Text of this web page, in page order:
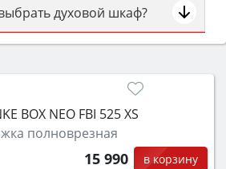
духовой шкаф?
с типом (газовый или
на объём 50–70 л для семьи,
гриль, самоочистка,
BOX NEO FBI 525 XS
полноврезная
15 990 в корзину